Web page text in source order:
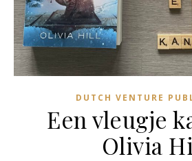
DUTCH VENTURE
Een vleugje
Olivia